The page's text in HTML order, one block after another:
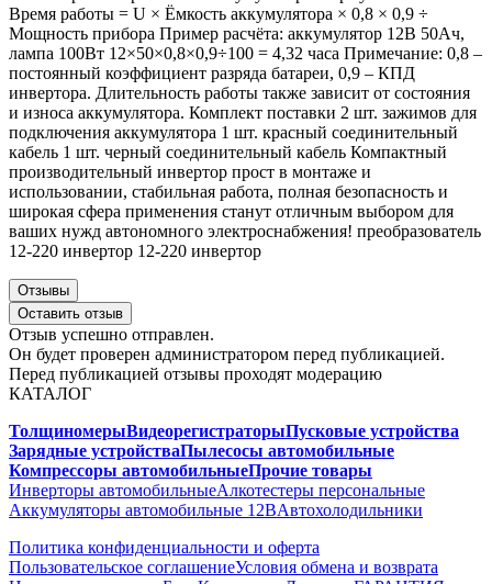
Время работы = U × Ёмкость аккумулятора × 0,8 × 0,9 ÷
Мощность прибора Пример расчёта: аккумулятор 12В 50Ач,
лампа 100Вт 12×50×0,8×0,9÷100 = 4,32 часа Примечание: 0,8 –
постоянный коэффициент разряда батареи, 0,9 – КПД
инвертора. Длительность работы также зависит от состояния
и износа аккумулятора. Комплект поставки 2 шт. зажимов для
подключения аккумулятора 1 шт. красный соединительный
кабель 1 шт. черный соединительный кабель Компактный
производительный инвертор прост в монтаже и
использовании, стабильная работа, полная безопасность и
широкая сфера применения станут отличным выбором для
ваших нужд автономного электроснабжения! преобразователь
12-220 инвертор 12-220 инвертор
Отзывы
Оставить отзыв
Отзыв успешно отправлен.
Он будет проверен администратором перед публикацией.
Перед публикацией отзывы проходят модерацию
КАТАЛОГ
ТолщиномерыВидеорегистраторыПусковые устройства
Зарядные устройстваПылесосы автомобильные
Компрессоры автомобильныеПрочие товары
Инверторы автомобильныеАлкотестеры персональные
Аккумуляторы автомобильные 12ВАвтохолодильники
Политика конфиденциальности и оферта
Пользовательское соглашениеУсловия обмена и возврата